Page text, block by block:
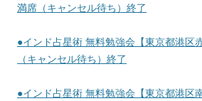
満席（キャンセル待ち）終了
●インド占星術 無料勉強会【東京都港区
（キャンセル待ち）終了
●インド占星術 無料勉強会【東京都港区